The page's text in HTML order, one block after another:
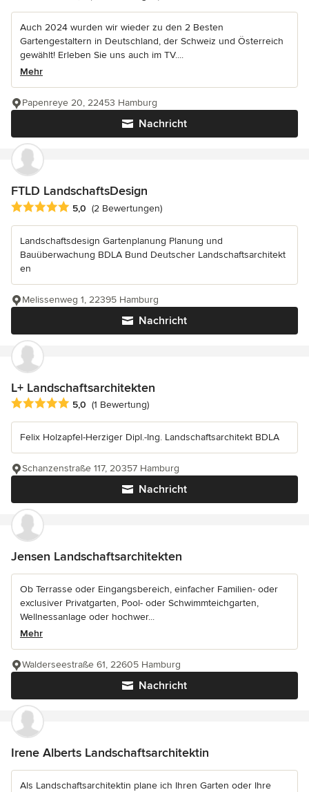
Auch 2024 wurden wir wieder zu den 2 Besten
Gartengestaltern in Deutschland, der Schweiz und Österreich
gewählt! Erleben Sie uns auch im TV....
Mehr
Nachricht
Papenreye 20, 22453 Hamburg
FTLD LandschaftsDesign
Durchschnittliche Bewertung: 5 von 5 Sternen
5,0 (2 Bewertungen)
Landschaftsdesign Gartenplanung Planung und
Bauüberwachung BDLA Bund Deutscher Landschaftsarchitekt
en
Nachricht
Melissenweg 1, 22395 Hamburg
L+ Landschaftsarchitekten
Durchschnittliche Bewertung: 5 von 5 Sternen
5,0 (1 Bewertung)
Felix Holzapfel-Herziger Dipl.-Ing. Landschaftsarchitekt BDLA
Nachricht
Schanzenstraße 117, 20357 Hamburg
Jensen Landschaftsarchitekten
Ob Terrasse oder Eingangsbereich, einfacher Familien- oder
exclusiver Privatgarten, Pool- oder Schwimmteichgarten,
Wellnessanlage oder hochwer...
Mehr
Nachricht
Walderseestraße 61, 22605 Hamburg
Irene Alberts Landschaftsarchitektin
Als Landschaftsarchitektin plane ich Ihren Garten oder Ihre